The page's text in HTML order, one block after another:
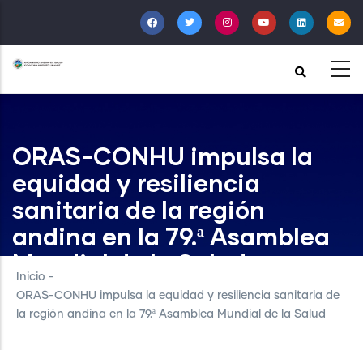
al
contenido
principal
ORAS-CONHU impulsa la
equidad y resiliencia
sanitaria de la región
andina en la 79.ª Asamblea
Mundial de la Salud
Inicio -
ORAS-CONHU impulsa la equidad y resiliencia sanitaria de
la región andina en la 79.ª Asamblea Mundial de la Salud